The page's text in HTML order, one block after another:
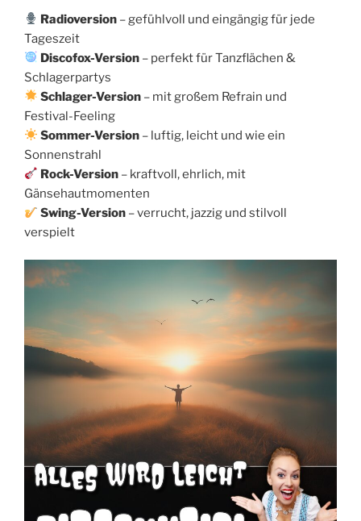
Radioversion – gefühlvoll und eingängig für jede
Tageszeit
Discofox-Version – perfekt für Tanzflächen &
Schlagerpartys
Schlager-Version – mit großem Refrain und
Festival-Feeling
Sommer-Version – luftig, leicht und wie ein
Sonnenstrahl
Rock-Version – kraftvoll, ehrlich, mit
Gänsehautmomenten
Swing-Version – verrucht, jazzig und stilvoll
verspielt